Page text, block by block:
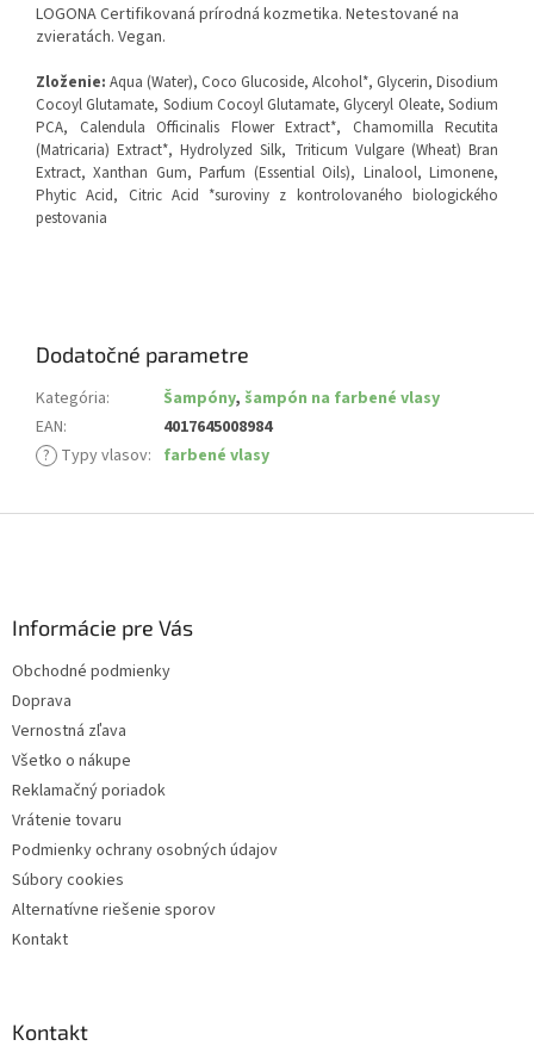
LOGONA Certifikovaná prírodná kozmetika. Netestované na
zvieratách. Vegan.
Zloženie: Aqua (Water), Coco Glucoside, Alcohol*, Glycerin, Disodium
Cocoyl Glutamate, Sodium Cocoyl Glutamate, Glyceryl Oleate, Sodium
PCA, Calendula Officinalis Flower Extract*, Chamomilla Recutita
(Matricaria) Extract*, Hydrolyzed Silk, Triticum Vulgare (Wheat) Bran
Extract, Xanthan Gum, Parfum (Essential Oils), Linalool, Limonene,
Phytic Acid, Citric Acid *suroviny z kontrolovaného biologického
pestovania
Dodatočné parametre
Kategória: Šampóny, šampón na farbené vlasy
EAN:
4017645008984
? Typy vlasov: farbené vlasy
Informácie pre Vás
Obchodné podmienky
Doprava
Vernostná zľava
Všetko o nákupe
Reklamačný poriadok
Vrátenie tovaru
Podmienky ochrany osobných údajov
Súbory cookies
Alternatívne riešenie sporov
Kontakt
Kontakt